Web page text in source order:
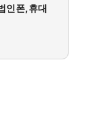
인폰,휴대